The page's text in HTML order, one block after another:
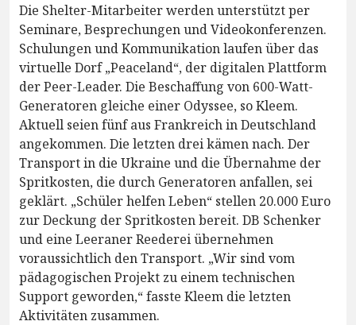
Die Shelter-Mitarbeiter werden unterstützt per
Seminare, Besprechungen und Videokonferenzen.
Schulungen und Kommunikation laufen über das
virtuelle Dorf „Peaceland“, der digitalen Plattform
der Peer-Leader. Die Beschaffung von 600-Watt-
Generatoren gleiche einer Odyssee, so Kleem.
Aktuell seien fünf aus Frankreich in Deutschland
angekommen. Die letzten drei kämen nach. Der
Transport in die Ukraine und die Übernahme der
Spritkosten, die durch Generatoren anfallen, sei
geklärt. „Schüler helfen Leben“ stellen 20.000 Euro
zur Deckung der Spritkosten bereit. DB Schenker
und eine Leeraner Reederei übernehmen
voraussichtlich den Transport. „Wir sind vom
pädagogischen Projekt zu einem technischen
Support geworden,“ fasste Kleem die letzten
Aktivitäten zusammen.